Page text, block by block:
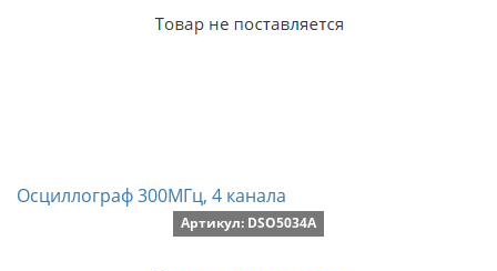
Осциллограф 300МГц, 4 канала
Артикул: DSO5034A